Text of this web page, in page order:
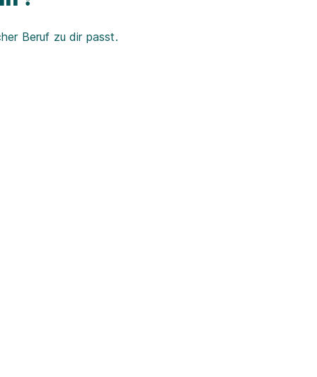
Beruf zu dir passt.